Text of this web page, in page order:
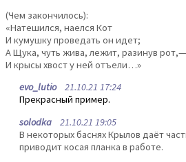
(Чем закончилось):
«Натешился, наелся Кот
И кумушку проведать он идет;
А Щука, чуть жива, лежит, разинув рот,—
И крысы хвост у ней отъели…»
evo_lutio21.10.21 17:24
Прекрасный пример.
solodka 21.10.21 19:05
В некоторых баснях Крылов даёт
приводит косая планка в работе.